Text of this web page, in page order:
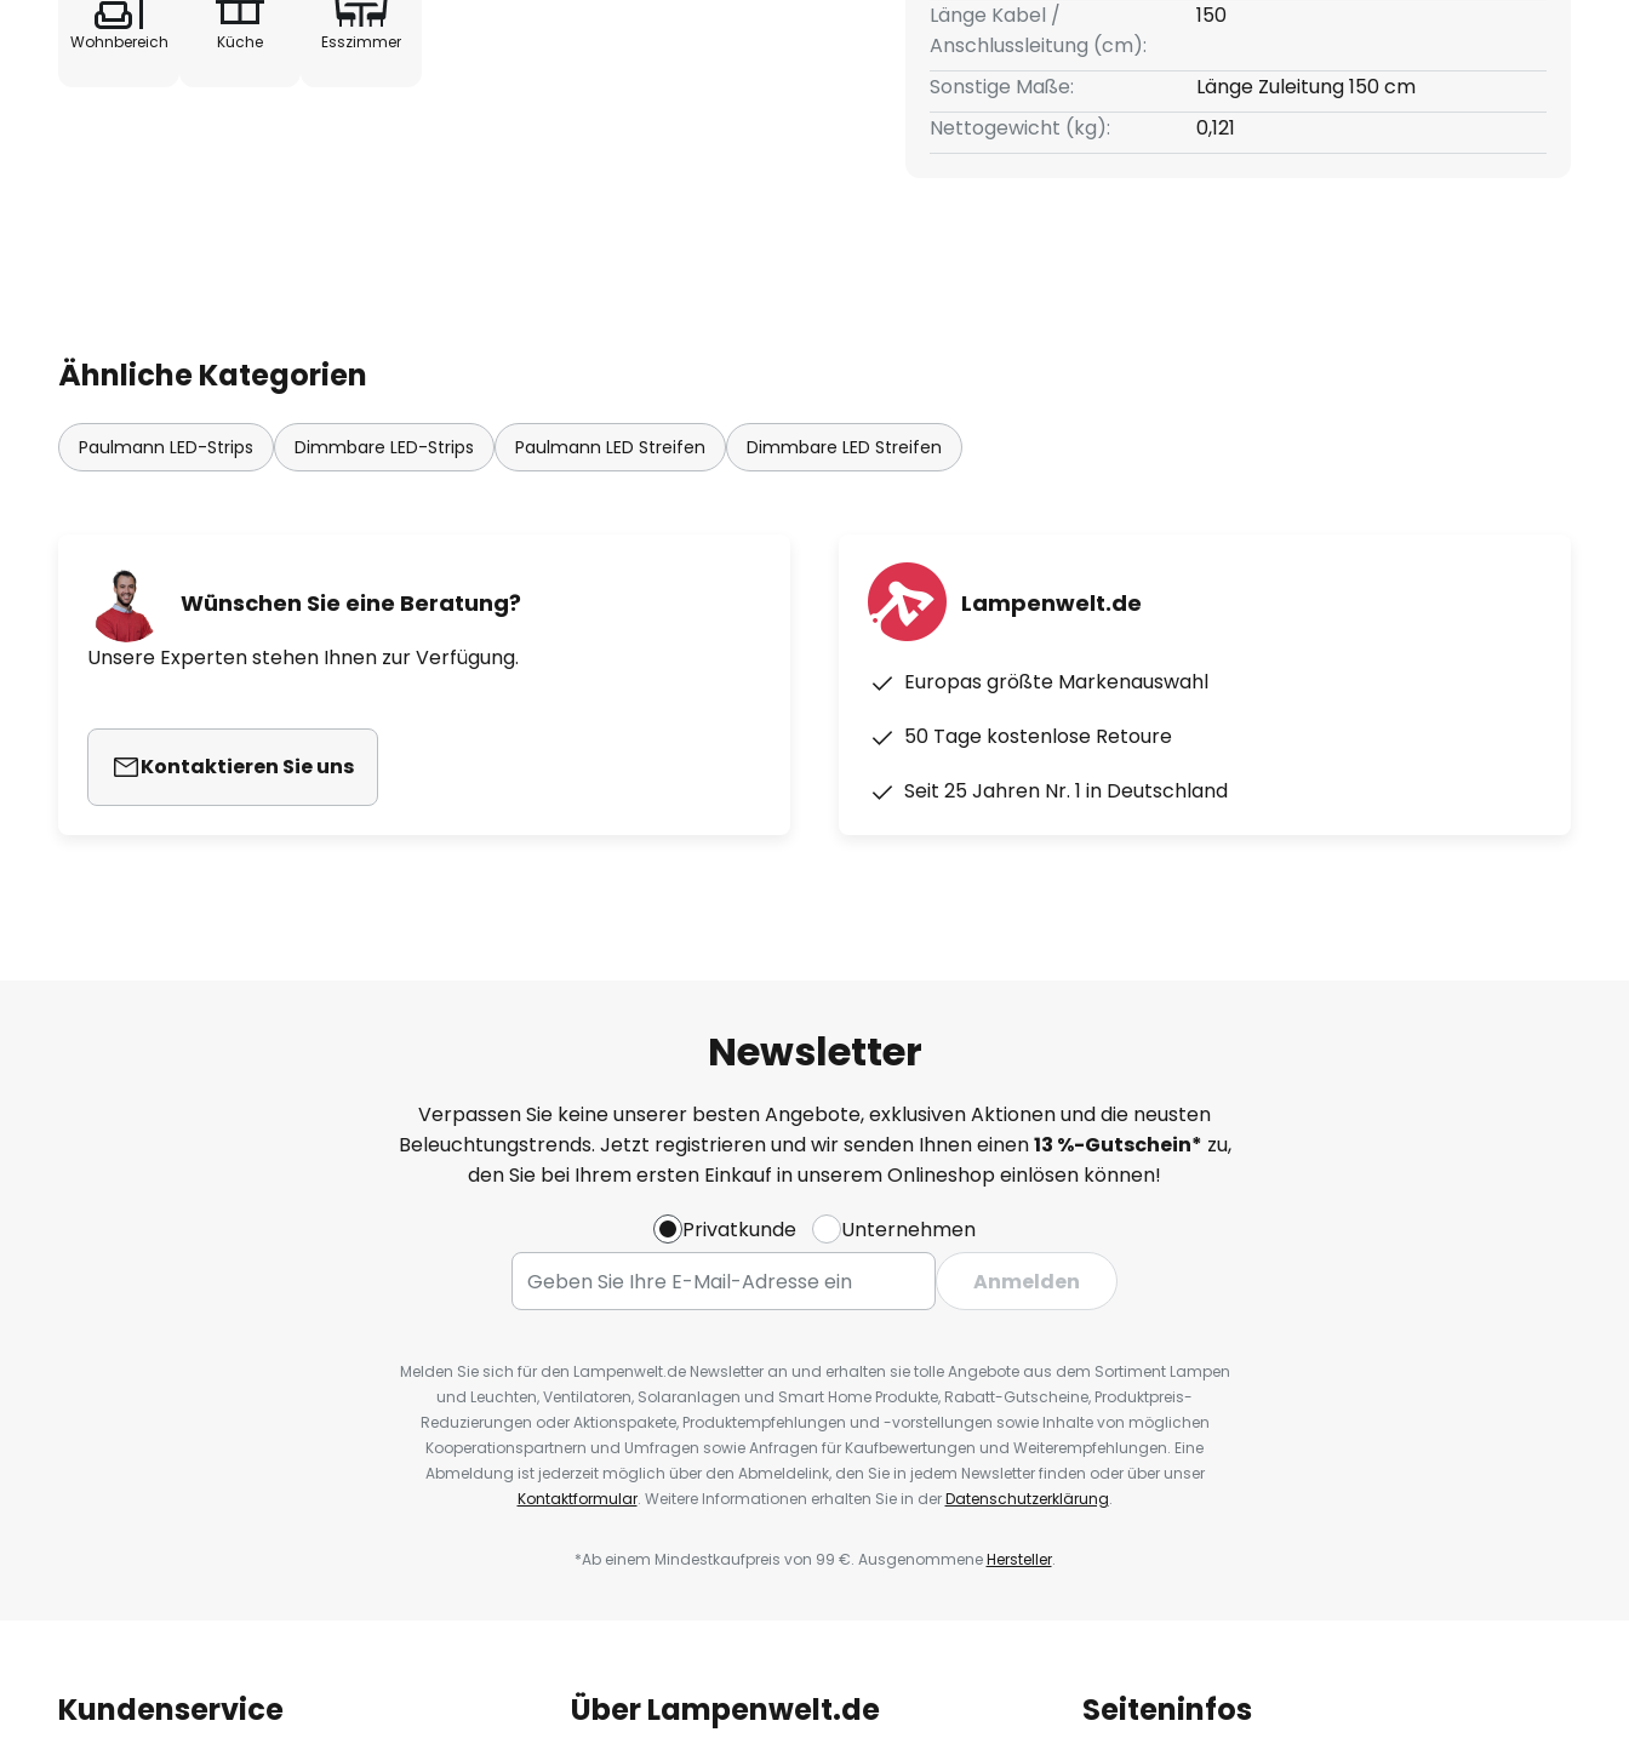
Wohnbereich Küche Esszimmer
Länge Kabel /
Anschlussleitung (cm):
150
Sonstige Maße:
Länge Zuleitung 150 cm
Nettogewicht (kg):
0,121
Ähnliche Kategorien
Paulmann LED-Strips Dimmbare LED-Strips Paulmann LED Streifen Dimmbare LED Streifen
Wünschen Sie eine Beratung?
Unsere Experten stehen Ihnen zur Verfügung.
Kontaktieren Sie uns
Lampenwelt.de
Europas größte Markenauswahl
50 Tage kostenlose Retoure
Seit 25 Jahren Nr. 1 in Deutschland
Newsletter
Verpassen Sie keine unserer besten Angebote, exklusiven Aktionen und die neusten
Beleuchtungstrends. Jetzt registrieren und wir senden Ihnen einen13 %-Gutschein* zu,
den Sie bei Ihrem ersten Einkauf in unserem Onlineshop einlösen können!
Privatkunde
Unternehmen
Anmelden
Melden Sie sich für den Lampenwelt.de Newsletter an und erhalten sie tolle Angebote aus dem Sortiment Lampen
und Leuchten, Ventilatoren, Solaranlagen und Smart Home Produkte, Rabatt-Gutscheine, Produktpreis-
Reduzierungen oder Aktionspakete, Produktempfehlungen und -vorstellungen sowie Inhalte von möglichen
Kooperationspartnern und Umfragen sowie Anfragen für Kaufbewertungen und Weiterempfehlungen. Eine
Abmeldung ist jederzeit möglich über den Abmeldelink, den Sie in jedem Newsletter finden oder über unser
Kontaktformular. Weitere Informationen erhalten Sie in derDatenschutzerklärung.
*Ab einem Mindestkaufpreis von 99 €. AusgenommeneHersteller.
Kundenservice Über Lampenwelt.de Seiteninfos